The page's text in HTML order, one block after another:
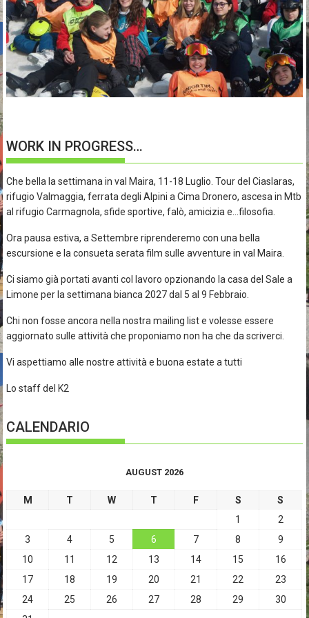
WORK IN PROGRESS…
Che bella la settimana in val Maira, 11-18 Luglio. Tour del Ciaslaras,
rifugio Valmaggia, ferrata degli Alpini a Cima Dronero, ascesa in Mtb
al rifugio Carmagnola, sfide sportive, falò, amicizia e…filosofia.
Ora pausa estiva, a Settembre riprenderemo con una bella
escursione e la consueta serata film sulle avventure in val Maira.
Ci siamo già portati avanti col lavoro opzionando la casa del Sale a
Limone per la settimana bianca 2027 dal 5 al 9 Febbraio.
Chi non fosse ancora nella nostra mailing list e volesse essere
aggiornato sulle attività che proponiamo non ha che da scriverci.
Vi aspettiamo alle nostre attività e buona estate a tutti
Lo staff del K2
CALENDARIO
AUGUST 2026
M T W T F S
S
1
2
3
4 5 6 7 8
9
10
11 12 13 14 15
16
17
18 19 20 21 22
23
24
25 26 27 28 29
30